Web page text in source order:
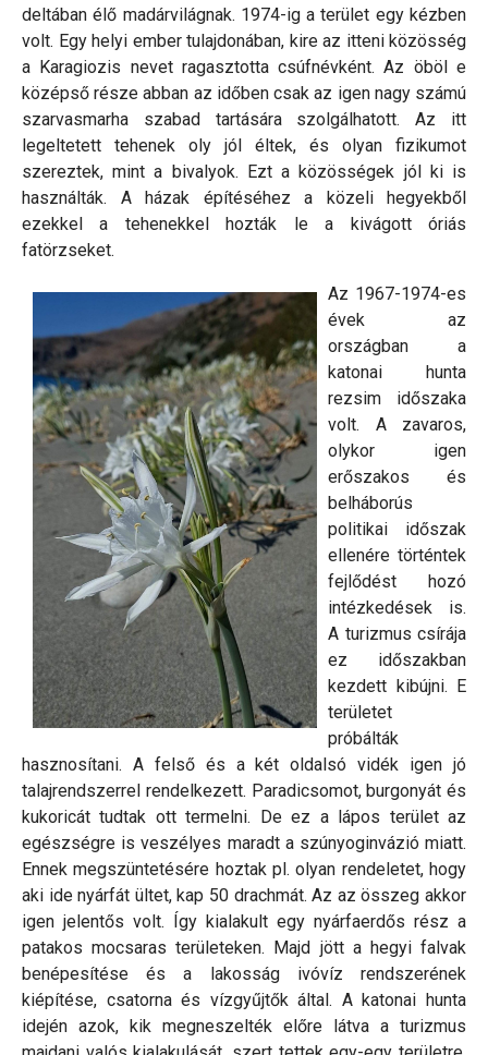
deltában élő madárvilágnak. 1974-ig a terület egy kézben
volt. Egy helyi ember tulajdonában, kire az itteni közösség
a Karagiozis nevet ragasztotta csúfnévként. Az öböl e
középső része abban az időben csak az igen nagy számú
szarvasmarha szabad tartására szolgálhatott. Az itt
legeltetett tehenek oly jól éltek, és olyan fizikumot
szereztek, mint a bivalyok. Ezt a közösségek jól ki is
használták. A házak építéséhez a közeli hegyekből
ezekkel a tehenekkel hozták le a kivágott óriás
fatörzseket.
Az 1967-1974-es
évek az
országban a
katonai hunta
rezsim időszaka
volt. A zavaros,
olykor igen
erőszakos és
belháborús
politikai időszak
ellenére történtek
fejlődést hozó
intézkedések is.
A turizmus csírája
ez időszakban
kezdett kibújni. E
területet
próbálták
hasznosítani. A felső és a két oldalsó vidék igen jó
talajrendszerrel rendelkezett. Paradicsomot, burgonyát és
kukoricát tudtak ott termelni. De ez a lápos terület az
egészségre is veszélyes maradt a szúnyoginvázió miatt.
Ennek megszüntetésére hoztak pl. olyan rendeletet, hogy
aki ide nyárfát ültet, kap 50 drachmát. Az az összeg akkor
igen jelentős volt. Így kialakult egy nyárfaerdős rész a
patakos mocsaras területeken. Majd jött a hegyi falvak
benépesítése és a lakosság ivóvíz rendszerének
kiépítése, csatorna és vízgyűjtők által. A katonai hunta
idején azok, kik megneszelték előre látva a turizmus